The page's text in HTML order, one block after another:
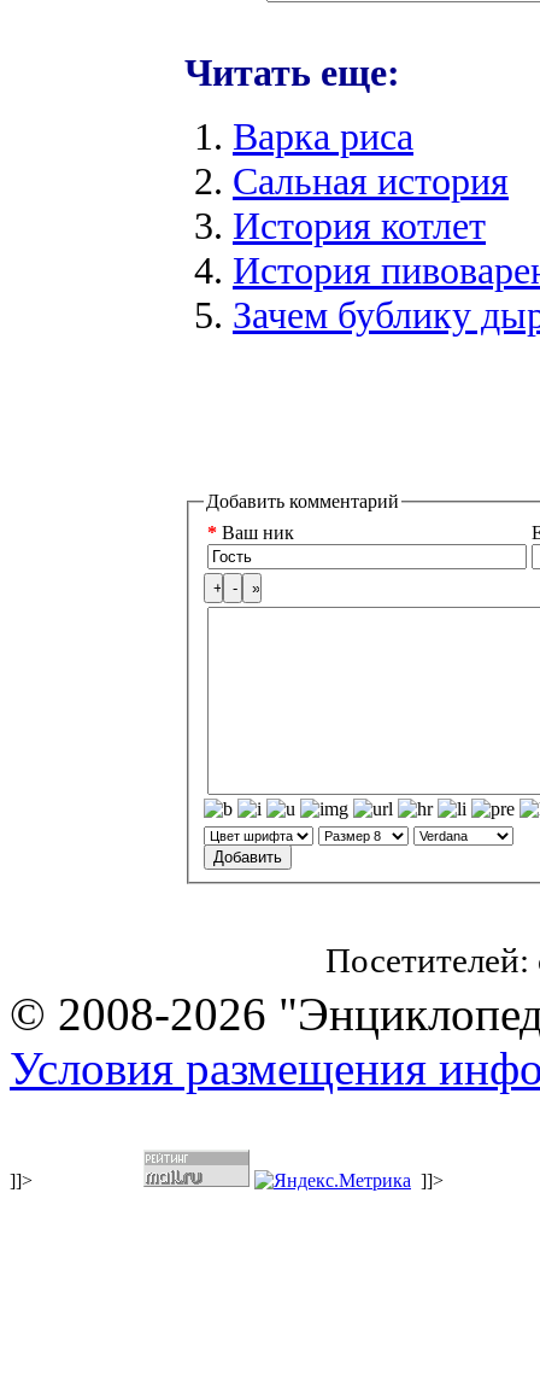
Читать еще:
Варка риса
Сальная история
История котлет
История
Зачем бублику
Добавить комментарий
* Ваш ник
Посетителей:
© 2008-2026
Условия размещения
]]> ]]>